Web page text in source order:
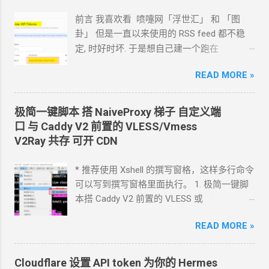
前言 我喜欢看 喷嚏网「浮世汇」 和 「图
卦」 但是一直以来使用的 RSS feed 都不稳
定, 时好时坏. 于是想自己建一个跑在
Hermes 对接 grok-4.5 下面的引用框里面都是
我发给 Agent 的自然语言 我要创建一个
cloudflare 的 API token, 这个 token 有最大的
权限, 可以用来创建各种小权限的 API token.
告诉我应该怎样一步一步操作. * 我的
以截图发给 Agent 问应该点哪里. 如果你的
Agent 跑在你自己电脑上, 你让 Agent 自己操
作电脑的浏览器就行了. 你应该创建这么一个
cloudflare
token 有 Account.API Tokens, User.API
Tokens 的权限
READ MORE »
极简一键脚本 搭 NaiveProxy梯子 自定义端
口 与 Caddy V2 前置的VLESS/Vmess
V2Ray共存 可开 CDN
* 推荐使用 Xshell 的撰写窗格，这样多行命令
可以写到撰写窗格里面执行。 1. 极简一键脚
本搭 Caddy V2 前置的 VLESS 或
关掉 bash
<(curl -L
https://github.com/crazypeace/v2ray_wss/ra
READ MORE »
Cloudflare 设置 API token 为你的 Hermes